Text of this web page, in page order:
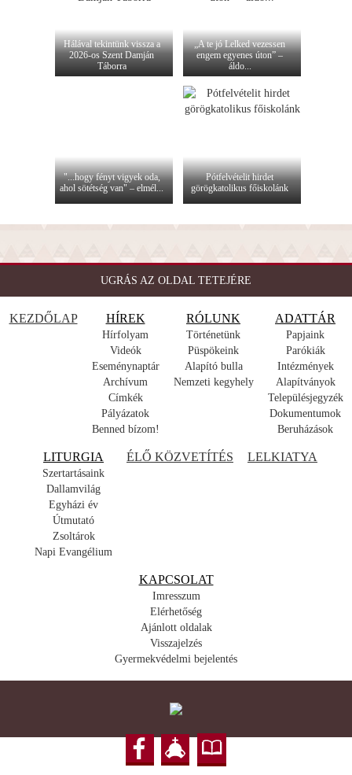
Hálával tekintünk vissza a
2026-os Szent Damján
Táborra
„A te jó Lelked vezessen
engem egyenes úton” –
áldo...
"...hogy fényt vigyek oda,
ahol sötétség van" – elmél...
Pótfelvételit hirdet
görögkatolikus főiskolánk
UGRÁS AZ OLDAL TETEJÉRE
KEZDŐLAP HÍREK
Hírfolyam
Videók
Eseménynaptár
Archívum
Címkék
Pályázatok
Benned bízom!
RÓLUNK
Történetünk
Püspökeink
Alapító bulla
Nemzeti kegyhely
ADATTÁR
Papjaink
Parókiák
Intézmények
Alapítványok
Településjegyzék
Dokumentumok
Beruházások
LITURGIA
Szertartásaink
Dallamvilág
Egyházi év
Útmutató
Zsoltárok
Napi Evangélium
ÉLŐ KÖZVETÍTÉS LELKIATYA
KAPCSOLAT
Imresszum
Elérhetőség
Ajánlott oldalak
Visszajelzés
Gyermekvédelmi bejelentés